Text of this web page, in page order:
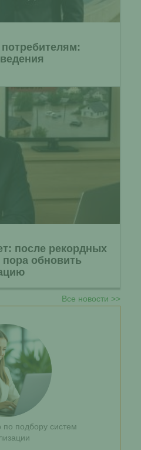
после рекордных
обновить
Все новости >>
подбору систем